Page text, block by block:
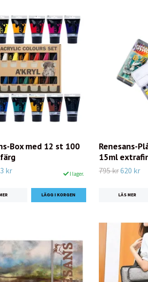
Box med 12 st 100
kr I lager.
Renesans-
15ml
795 kr620 kr
LÄS MER